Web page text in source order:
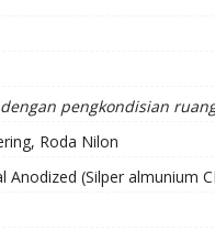
pengkondisian
Roda Nilon
(Silper almunium